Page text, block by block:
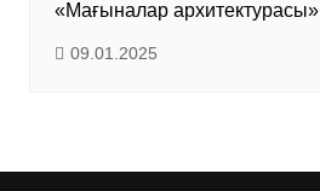
«Мағыналар архитектурасы»
09.01.2025